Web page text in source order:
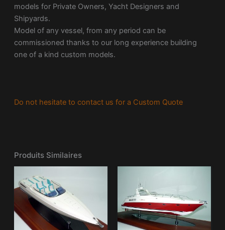
models for Private Owners, Yacht Designers and
Shipyards.
Model of any vessel, from any period can be
commissioned thanks to our long experience building
one of a kind custom models.
Do not hesitate to contact us for a Custom Quote
Produits Similaires